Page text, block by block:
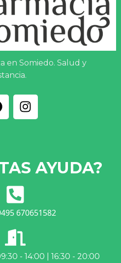
en Somiedo. Salud y
AYUDA?
670651582
- 14:00 | 16:30 - 20:00